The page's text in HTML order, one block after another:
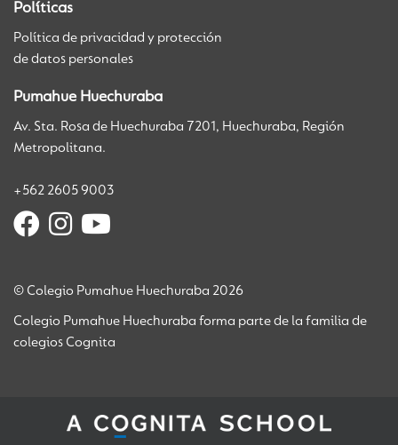
Políticas
Política de privacidad y protección
de datos personales
Pumahue Huechuraba
Av. Sta. Rosa de Huechuraba 7201, Huechuraba, Región
Metropolitana.
+562 2605 9003
© Colegio Pumahue Huechuraba 2026
Colegio Pumahue Huechuraba forma parte de la familia de
colegios Cognita